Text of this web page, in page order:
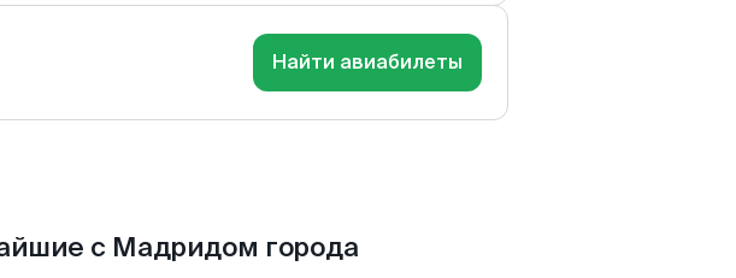
Найти авиабилеты
с Мадридом города